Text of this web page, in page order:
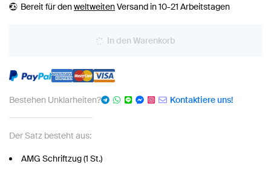
Bereit für denweltweitenVersand in 10-21 Arbeitstagen
In den Warenkorb
Bestehen Unklarheiten? Kontaktiere uns!
Der Satz besteht aus:
AMG Schriftzug (1 St.)